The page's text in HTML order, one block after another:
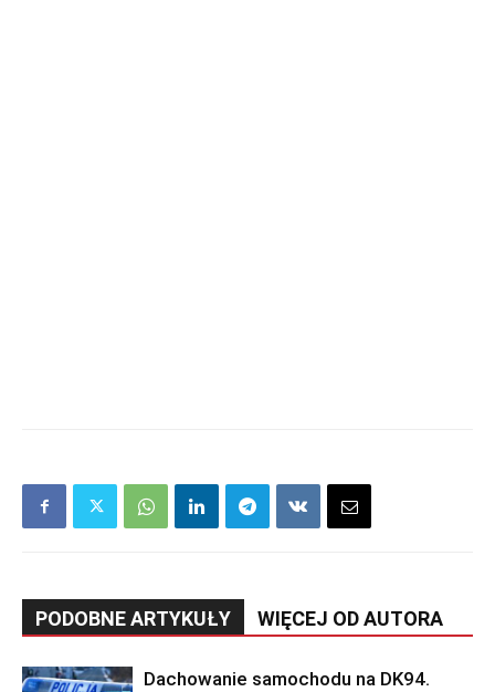
PODOBNE ARTYKUŁY WIĘCEJ OD AUTORA
Dachowanie samochodu na DK94.